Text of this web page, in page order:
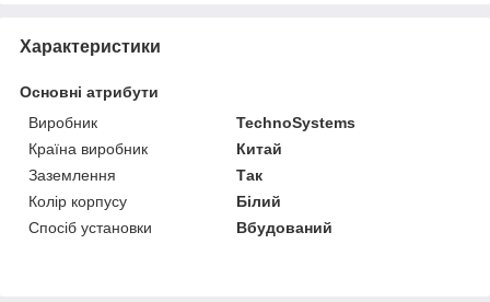
Характеристики
Основні атрибути
Виробник
TechnoSystems
Країна виробник
Китай
Заземлення
Так
Колір корпусу
Білий
Спосіб установки
Вбудований